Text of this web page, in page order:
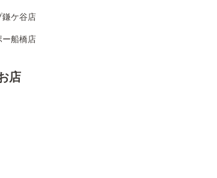
鎌ケ谷店
ー船橋店
店